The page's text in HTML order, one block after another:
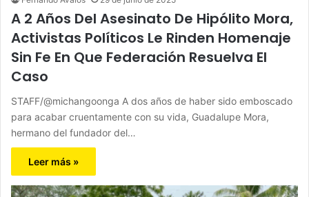
A 2 Años Del Asesinato De Hipólito Mora,
Activistas Políticos Le Rinden Homenaje
Sin Fe En Que Federación Resuelva El
Caso
STAFF/@michangoonga A dos años de haber sido emboscado
para acabar cruentamente con su vida, Guadalupe Mora,
hermano del fundador del…
Leer más »